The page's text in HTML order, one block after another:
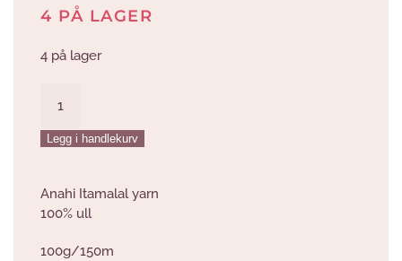
4 PÅ LAGER
4 på lager
Anahi
Itamalal
Yarn
Legg i handlekurv
Anahi Itamalal yarn
100% ull
100g/150m